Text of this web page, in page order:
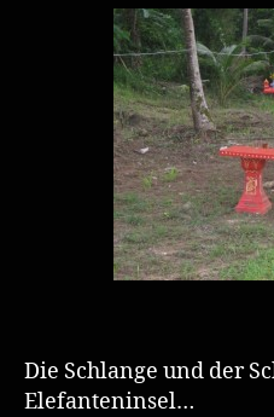
Die Schlange und der
Elefanteninsel…